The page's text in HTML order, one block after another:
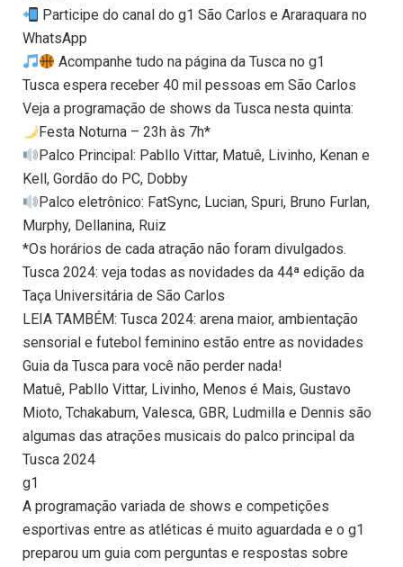
Participe do canal do g1 São Carlos e Araraquara no
WhatsApp
Acompanhe tudo na página da Tusca no g1
Tusca espera receber 40 mil pessoas em São Carlos
Veja a programação de shows da Tusca nesta quinta:
Festa Noturna – 23h às 7h*
Palco Principal: Pabllo Vittar, Matuê, Livinho, Kenan e
Kell, Gordão do PC, Dobby
Palco eletrônico: FatSync, Lucian, Spuri, Bruno Furlan,
Murphy, Dellanina, Ruiz
*Os horários de cada atração não foram divulgados.
Tusca 2024: veja todas as novidades da 44ª edição da
Taça Universitária de São Carlos
LEIA TAMBÉM: Tusca 2024: arena maior, ambientação
sensorial e futebol feminino estão entre as novidades
Guia da Tusca para você não perder nada!
Matuê, Pabllo Vittar, Livinho, Menos é Mais, Gustavo
Mioto, Tchakabum, Valesca, GBR, Ludmilla e Dennis são
algumas das atrações musicais do palco principal da
Tusca 2024
g1
A programação variada de shows e competições
esportivas entre as atléticas é muito aguardada e o g1
preparou um guia com perguntas e respostas sobre